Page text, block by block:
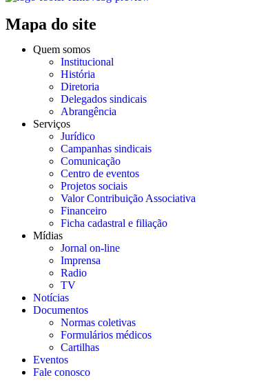
Mapa do site
Quem somos
Institucional
História
Diretoria
Delegados sindicais
Abrangência
Serviços
Jurídico
Campanhas sindicais
Comunicação
Centro de eventos
Projetos sociais
Valor Contribuição Associativa
Financeiro
Ficha cadastral e filiação
Mídias
Jornal on-line
Imprensa
Radio
TV
Notícias
Documentos
Normas coletivas
Formulários médicos
Cartilhas
Eventos
Fale conosco